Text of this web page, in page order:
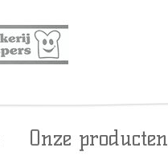
Onze producten